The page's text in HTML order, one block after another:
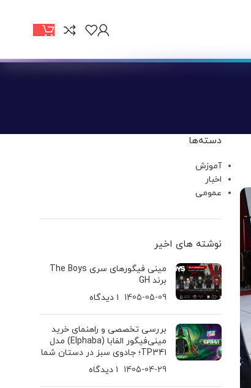
دسته‌ها
آموزش
اخبار
عمومی
نوشته های اخیر
مینی فیگورهای سری The Boys
برند GH
1405-05-09 ۱ دیدگاه
بررسی تخصصی و راهنمای خرید
مینی‌فیگور الفابا (Elphaba) مدل
TP341؛ جادوی سبز در دستان شما
1405-04-29 ۱ دیدگاه